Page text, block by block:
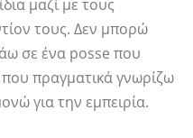
μαζί με τους
τους. Δεν μπορώ
σε ένα posse που
πραγματικά γνωρίζω
για την εμπειρία.